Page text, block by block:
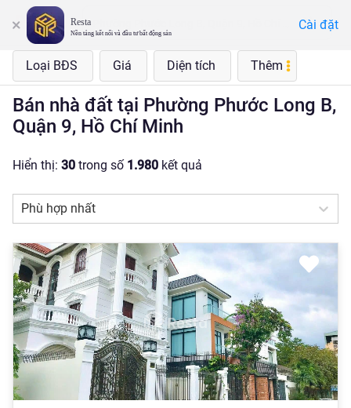
Resta
Nền tảng kết nối và đầu tư bất động sản
Cài đặt
Loại BĐS Giá Diện tích Thêm
Bán nhà đất tại Phường Phước Long B,
Quận 9, Hồ Chí Minh
Hiển thị: 30 trong số 1.980 kết quả
Phù hợp nhất